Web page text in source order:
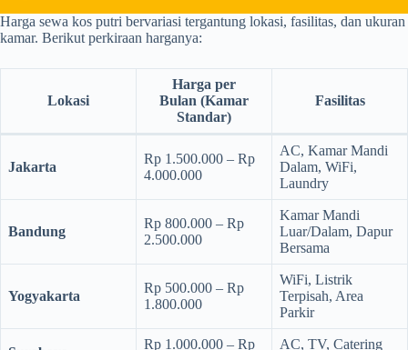
Harga sewa kos putri bervariasi tergantung lokasi, fasilitas, dan ukuran
kamar. Berikut perkiraan harganya:
Lokasi
Harga per
Bulan (Kamar
Standar)
Fasilitas
Jakarta
Rp 1.500.000 – Rp
4.000.000
AC, Kamar Mandi
Dalam, WiFi,
Laundry
Bandung
Rp 800.000 – Rp
2.500.000
Kamar Mandi
Luar/Dalam, Dapur
Bersama
Yogyakarta
Rp 500.000 – Rp
1.800.000
WiFi, Listrik
Terpisah, Area
Parkir
Rp 1.000.000 – Rp
AC, TV, Catering